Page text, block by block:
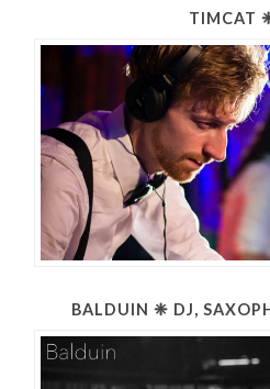
TIMCAT
BALDUIN ❈ DJ,